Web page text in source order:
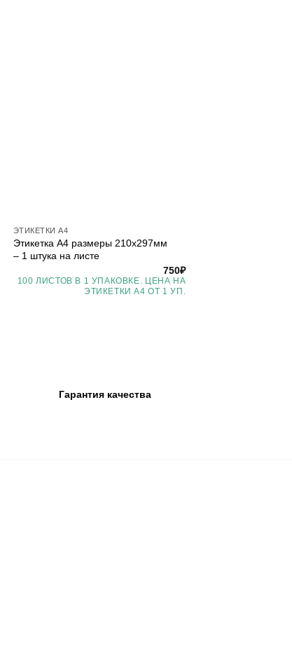
ЭТИКЕТКИ А4
Этикетка А4 размеры 210х297мм
– 1 штука на листе
750₽
100 ЛИСТОВ В 1 УПАКОВКЕ. ЦЕНА НА
ЭТИКЕТКИ А4 ОТ 1 УП.
Гарантия качества